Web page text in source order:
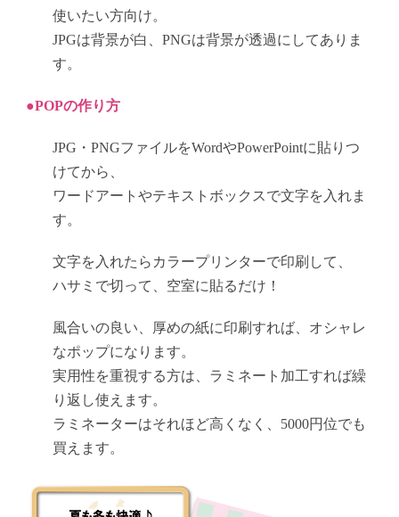
使いたい方向け。
JPGは背景が白、PNGは背景が透過にしてありま
す。
●POPの作り方
JPG・PNGファイルをWordやPowerPointに貼りつ
けてから、
ワードアートやテキストボックスで文字を入れま
す。
文字を入れたらカラープリンターで印刷して、
ハサミで切って、空室に貼るだけ！
風合いの良い、厚めの紙に印刷すれば、オシャレ
なポップになります。
実用性を重視する方は、ラミネート加工すれば繰
り返し使えます。
ラミネーターはそれほど高くなく、5000円位でも
買えます。